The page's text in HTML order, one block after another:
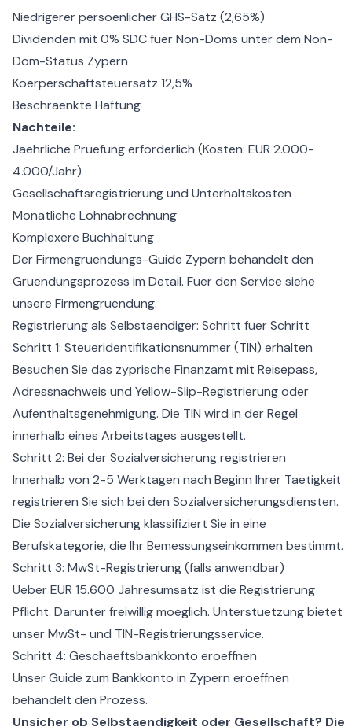
Niedrigerer persoenlicher GHS-Satz (2,65%)
Dividenden mit 0% SDC fuer Non-Doms unter dem Non-
Dom-Status Zypern
Koerperschaftsteuersatz 12,5%
Beschraenkte Haftung
Nachteile:
Jaehrliche Pruefung erforderlich (Kosten: EUR 2.000-
4.000/Jahr)
Gesellschaftsregistrierung und Unterhaltskosten
Monatliche Lohnabrechnung
Komplexere Buchhaltung
DerFirmengruendungs-Guide Zypern behandelt den
Gruendungsprozess im Detail. Fuer den Service siehe
unsere Firmengruendung.
Registrierung als Selbstaendiger: Schritt fuer Schritt
Schritt 1: Steueridentifikationsnummer (TIN) erhalten
Besuchen Sie das zyprische Finanzamt mit Reisepass,
Adressnachweis und Yellow-Slip-Registrierungoder
Aufenthaltsgenehmigung. Die TIN wird in der Regel
innerhalb eines Arbeitstages ausgestellt.
Schritt 2: Bei der Sozialversicherung registrieren
Innerhalb von 2-5 Werktagen nach Beginn Ihrer Taetigkeit
registrieren Sie sich bei den Sozialversicherungsdiensten.
Die Sozialversicherung klassifiziert Sie in eine
Berufskategorie, die Ihr Bemessungseinkommen bestimmt.
Schritt 3: MwSt-Registrierung (falls anwendbar)
Ueber EUR 15.600 Jahresumsatz ist die Registrierung
Pflicht. Darunter freiwillig moeglich. Unterstuetzung bietet
unserMwSt- und TIN-Registrierungsservice.
Schritt 4: Geschaeftsbankkonto eroeffnen
Unser Guide zum Bankkonto in Zypern eroeffnen
behandelt den Prozess.
Unsicher ob Selbstaendigkeit oder Gesellschaft? Die